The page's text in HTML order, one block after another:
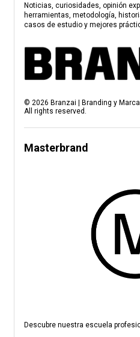
Noticias, curiosidades, opinión
herramientas, metodología,
casos de estudio y mejores
© 2026 Branzai | Branding y
All rights reserved.
Masterbrand
Descubre nuestra escuela